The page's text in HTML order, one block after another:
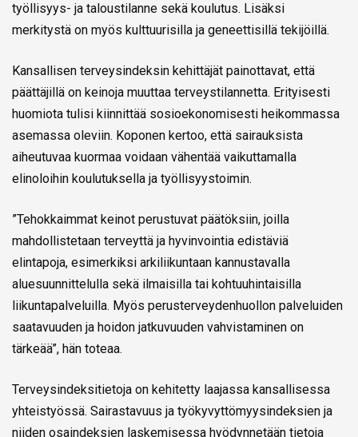
työllisyys- ja taloustilanne sekä koulutus. Lisäksi
merkitystä on myös kulttuurisilla ja geneettisillä tekijöillä.
Kansallisen terveysindeksin kehittäjät painottavat, että
päättäjillä on keinoja muuttaa terveystilannetta. Erityisesti
huomiota tulisi kiinnittää sosioekonomisesti heikommassa
asemassa oleviin. Koponen kertoo, että sairauksista
aiheutuvaa kuormaa voidaan vähentää vaikuttamalla
elinoloihin koulutuksella ja työllisyystoimin.
”Tehokkaimmat keinot perustuvat päätöksiin, joilla
mahdollistetaan terveyttä ja hyvinvointia edistäviä
elintapoja, esimerkiksi arkiliikuntaan kannustavalla
aluesuunnittelulla sekä ilmaisilla tai kohtuuhintaisilla
liikuntapalveluilla. Myös perusterveydenhuollon palveluiden
saatavuuden ja hoidon jatkuvuuden vahvistaminen on
tärkeää”, hän toteaa.
Terveysindeksitietoja on kehitetty laajassa kansallisessa
yhteistyössä. Sairastavuus ja työkyvyttömyysindeksien ja
niiden osaindeksien laskemisessa hyödynnetään tietoja